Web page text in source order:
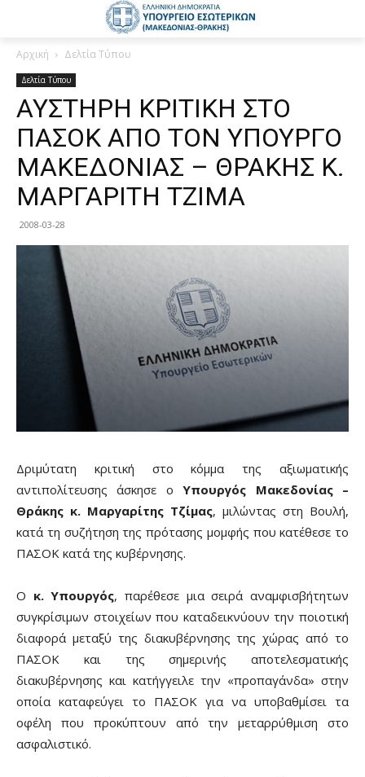
Αρχική Δελτία Τύπου
Δελτία Τύπου
ΑΥΣΤΗΡΗ ΚΡΙΤΙΚΗ ΣΤΟ
ΠΑΣΟΚ ΑΠΟ ΤΟΝ ΥΠΟΥΡΓΟ
ΜΑΚΕΔΟΝΙΑΣ – ΘΡΑΚΗΣ Κ.
ΜΑΡΓΑΡΙΤΗ ΤΖΙΜΑ
2008-03-28
Δριμύτατη κριτική στο κόμμα της αξιωματικής
αντιπολίτευσης άσκησε οΥπουργός Μακεδονίας –
Θράκης κ. Μαργαρίτης Τζίμας, μιλώντας στη Βουλή,
κατά τη συζήτηση της πρότασης μομφής που κατέθεσε το
ΠΑΣΟΚ κατά της κυβέρνησης.
Ο κ. Υπουργός, παρέθεσε μια σειρά αναμφισβήτητων
συγκρίσιμων στοιχείων που καταδεικνύουν την ποιοτική
διαφορά μεταξύ της διακυβέρνησης της χώρας από το
ΠΑΣΟΚ και της σημερινής αποτελεσματικής
διακυβέρνησης και κατήγγειλε την «προπαγάνδα» στην
οποία καταφεύγει το ΠΑΣΟΚ για να υποβαθμίσει τα
οφέλη που προκύπτουν από την μεταρρύθμιση στο
ασφαλιστικό.